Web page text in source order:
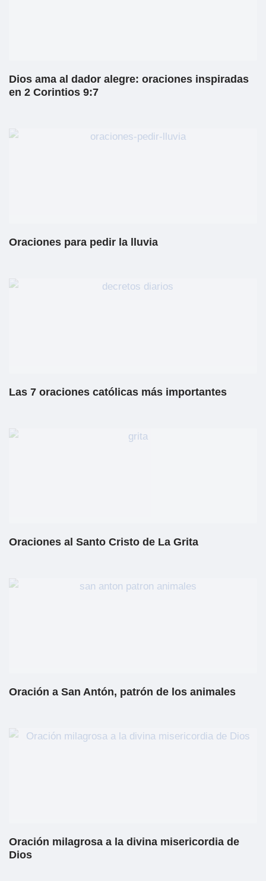
Dios ama al dador alegre: oraciones inspiradas
en 2 Corintios 9:7
Oraciones para pedir la lluvia
Las 7 oraciones católicas más importantes
Oraciones al Santo Cristo de La Grita
Oración a San Antón, patrón de los animales
Oración milagrosa a la divina misericordia de
Dios